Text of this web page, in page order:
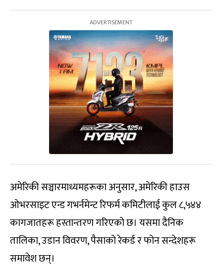
अमेरिकी सञ्चारमाध्यमहरूका अनुसार, अमेरिकी हाउस
ओभरसाइट एन्ड गभर्नमेन्ट रिफर्म कमिटीलाई कुल ८,५४४
कागजातहरू हस्तान्तरण गरिएको छ। यसमा दैनिक
तालिका, उडान विवरण, पैसाको रेकर्ड र फोन सन्देशहरू
समावेश छन्।